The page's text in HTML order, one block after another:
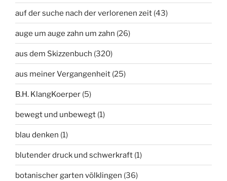
auf der suche nach der verlorenen zeit (43)
auge um auge zahn um zahn (26)
aus dem Skizzenbuch (320)
aus meiner Vergangenheit (25)
B.H. KlangKoerper (5)
bewegt und unbewegt (1)
blau denken (1)
blutender druck und schwerkraft (1)
botanischer garten völklingen (36)